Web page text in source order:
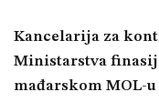
Kancelarija za
Ministarstva
mađarskom MOL-